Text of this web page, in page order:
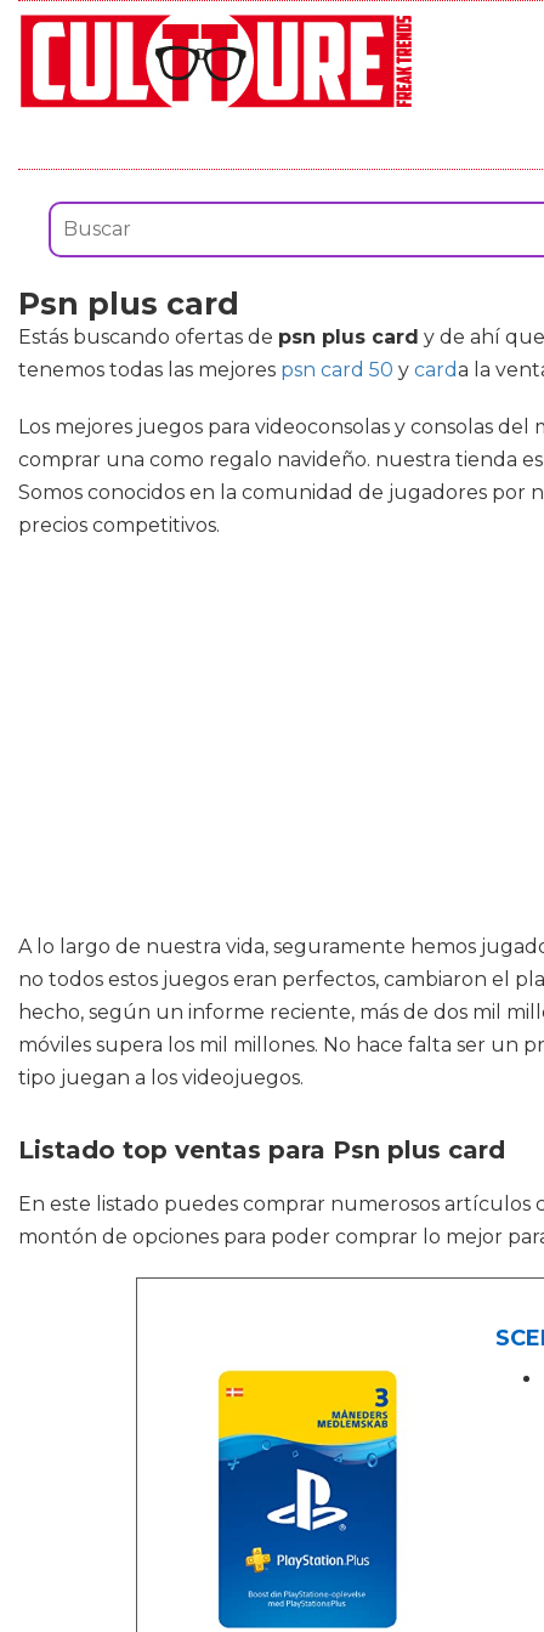
Psn plus card
Estás buscando ofertas de psn plus card y de ahí
tenemos todas las mejores psn card 50 y carda la
Los mejores juegos para videoconsolas y consolas
comprar una como regalo navideño. nuestra tienda
Somos conocidos en la comunidad de jugadores por
precios competitivos.
A lo largo de nuestra vida, seguramente hemos
no todos estos juegos eran perfectos, cambiaron el
hecho, según un informe reciente, más de dos mil
móviles supera los mil millones. No hace falta ser
tipo juegan a los videojuegos.
Listado top ventas para Psn plus card
En este listado puedes comprar numerosos artículos
montón de opciones para poder comprar lo mejor